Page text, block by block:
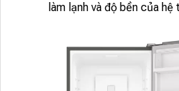
làm lạnh và độ bền của hệ